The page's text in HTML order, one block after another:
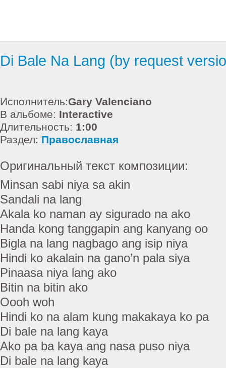
Di Bale Na Lang (by request
Исполнитель:Gary Valenciano
В альбоме: Interactive
Длительность: 1:00
Раздел: Православная
Оригинальный текст композиции:
Minsan sabi niya sa akin
Sandali na lang
Akala ko naman ay sigurado na ako
Handa kong tanggapin ang kanyang oo
Bigla na lang nagbago ang isip niya
Hindi ko akalain na gano’n pala siya
Pinaasa niya lang ako
Bitin na bitin ako
Oooh woh
Hindi ko na alam kung makakaya ko pa
Di bale na lang kaya
Ako pa ba kaya ang nasa puso niya
Di bale na lang kaya